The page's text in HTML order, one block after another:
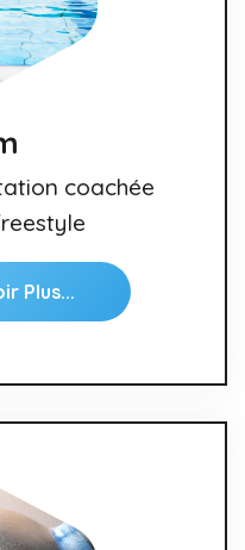
coachée
Plus...